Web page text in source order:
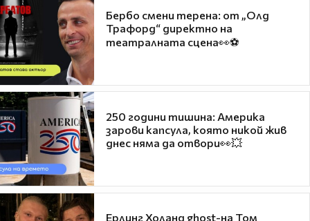
Бербо смени терена: от „Олд
Трафорд“ директно на
театралната сцена👀⚽
250 години тишина: Америка
зарови капсула, която никой жив
днес няма да отвори👀💥
Ерлинг Холанд ghost-на Том